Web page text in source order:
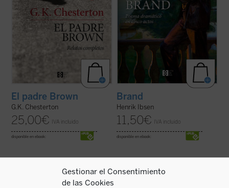
Gestionar el Consentimiento
de las Cookies
El padre Brown
G.K. Chesterton
25,00€ IVA incluido
disponible en ebook:
Brand
Henrik Ibsen
11,50€ IVA incluido
disponible en ebook: